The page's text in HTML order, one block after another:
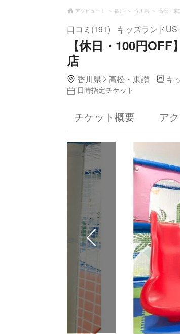
アソビュー！ 四国 香川県 高松・東
口コミ(191) キッズランド
【休日・100円
店
香川県 高松・東讃 キ
日時指定チケット
チケット概要 ア